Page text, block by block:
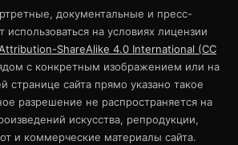
документальные и пресс-
использоваться на условиях лицензии
ShareAlike 4.0 International (CC
с конкретным изображением или на
странице сайта прямо указано такое
разрешение не распространяется на
искусства, репродукции,
и коммерческие материалы сайта.